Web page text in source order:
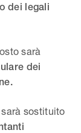
dei legali
sarà
dei
sostituito